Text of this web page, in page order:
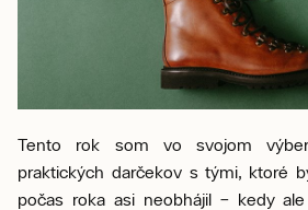
Tento rok som vo svojom
praktických darčekov s tými, ktoré
počas roka asi neobhájil – kedy